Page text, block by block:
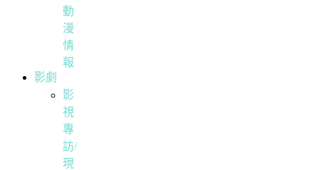
動
漫
情
報
影劇
影
視
專
訪/
現